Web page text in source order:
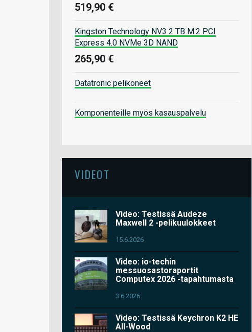
519,90 €
Kingston Technology NV3 2 TB M.2 PCI
Express 4.0 NVMe 3D NAND
265,90 €
Datatronic pelikoneet
Komponenteille myös kasauspalvelu
VIDEOT
Video: Testissä Audeze
Maxwell 2 -pelikuulokkeet
15.6.2026
Video: io-techin
messuosastoraportit
Computex 2026 -tapahtumasta
3.6.2026
Video: Testissä Keychron K2 HE
All-Wood